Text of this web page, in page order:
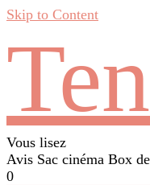
Skip to Content
Vous lisez
Avis Sac cinéma Box
0